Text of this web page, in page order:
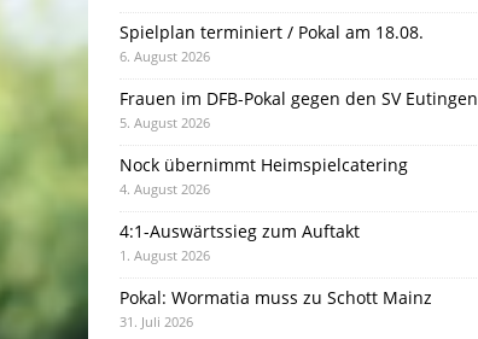
Spielplan terminiert / Pokal am 18.08.
6. August 2026
Frauen im DFB-Pokal gegen den SV Eutingen
5. August 2026
Nock übernimmt Heimspielcatering
4. August 2026
4:1-Auswärtssieg zum Auftakt
1. August 2026
Pokal: Wormatia muss zu Schott Mainz
31. Juli 2026